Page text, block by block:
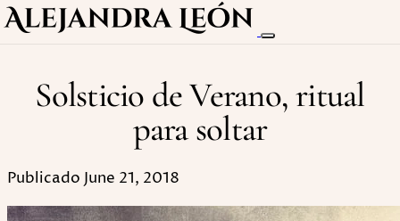
Solsticio de Verano, ritual
para soltar
Publicado June 21, 2018